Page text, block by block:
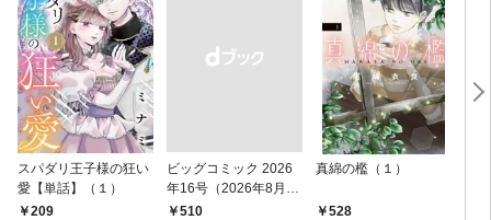
スパダリ王子様の狂い
愛【単話】（１）
209
ビッグコミック 2026
年16号（2026年8月7
日発売）
￥510
真綿の檻（１）
528